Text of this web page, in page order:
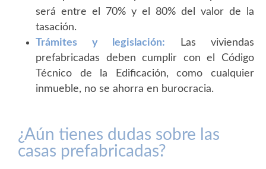
será entre el 70% y el 80% del valor de la
tasación.
Trámites y legislación: Las viviendas
prefabricadas deben cumplir con el Código
Técnico de la Edificación, como cualquier
inmueble, no se ahorra en burocracia.
¿Aún tienes dudas sobre las
casas prefabricadas?